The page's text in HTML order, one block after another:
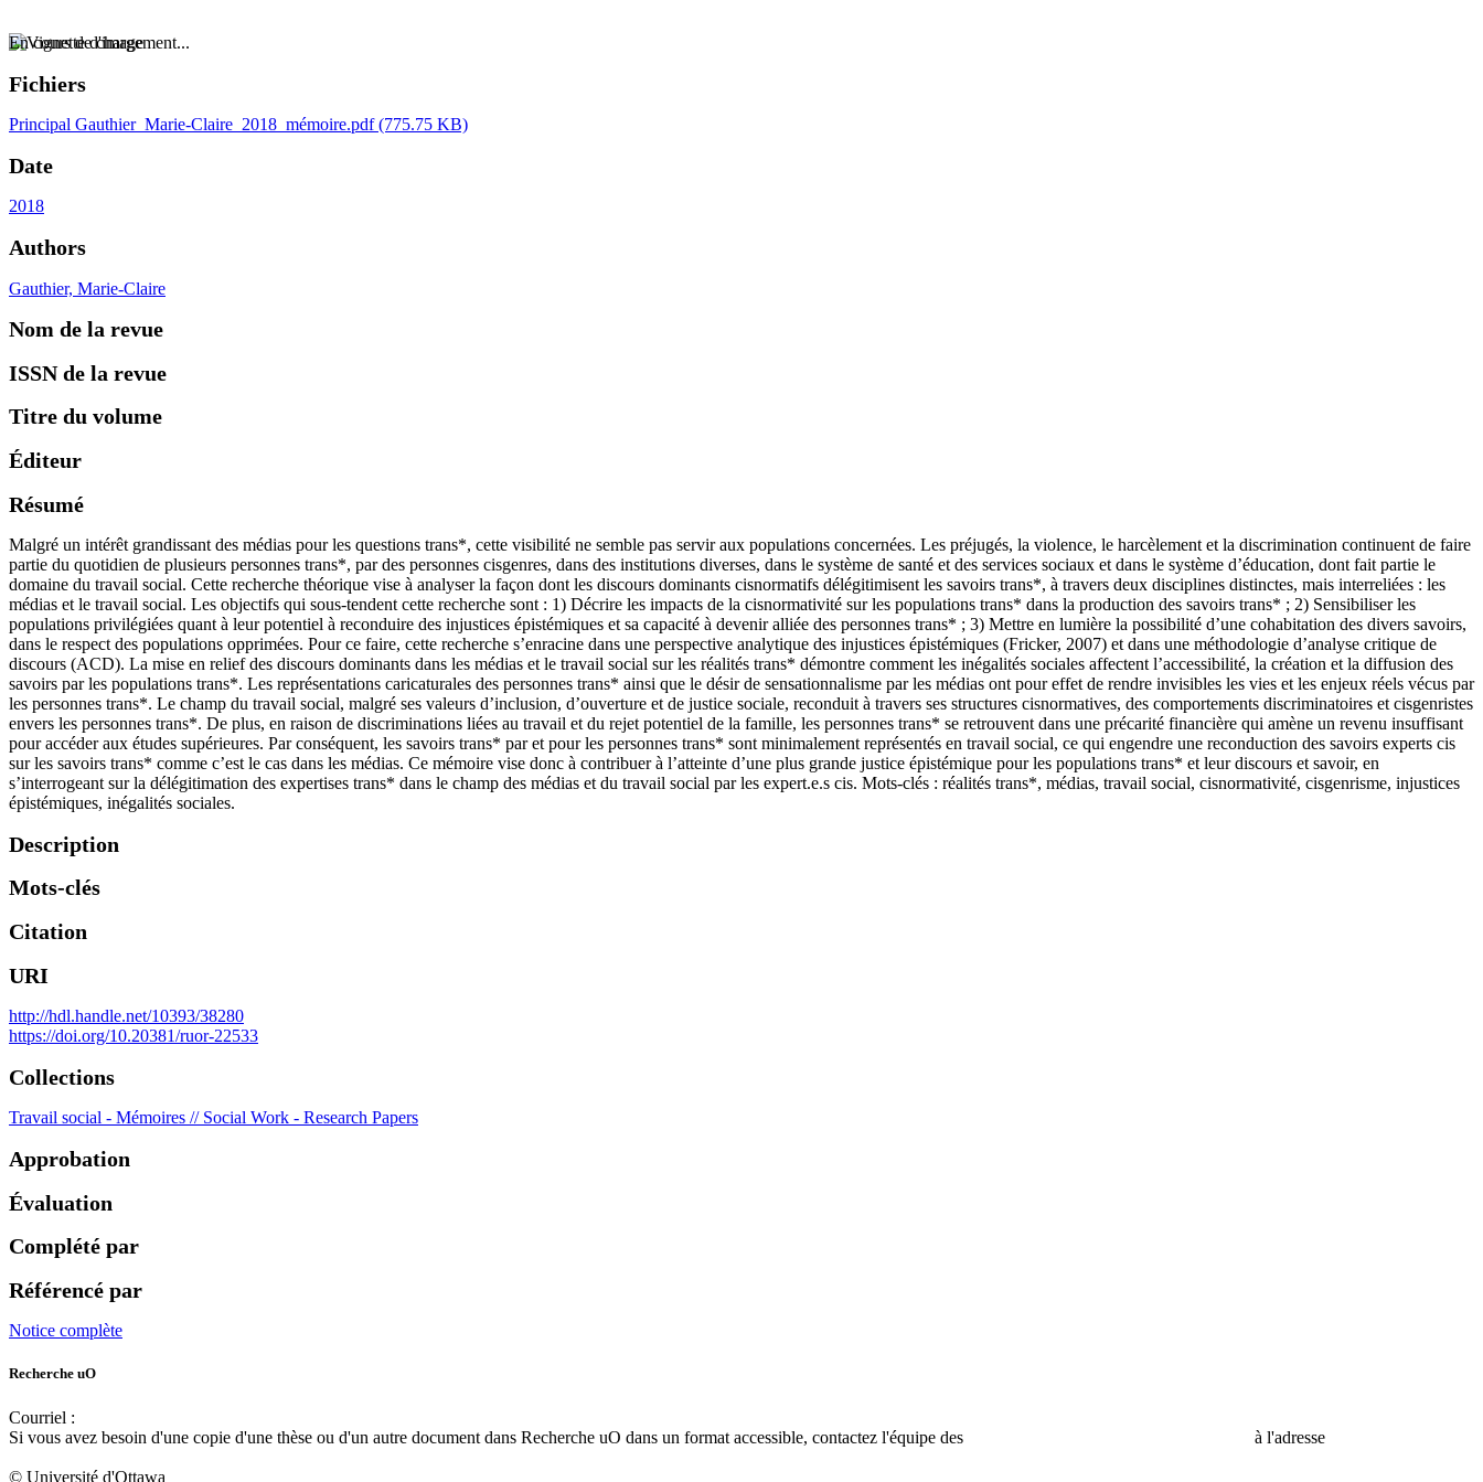
En cours de chargement...
Fichiers
Principal Gauthier_Marie-Claire_2018_mémoire.pdf(775.75 KB)
Date
2018
Authors
Gauthier, Marie-Claire
Nom de la revue
ISSN de la revue
Titre du volume
Éditeur
Résumé
Malgré un intérêt grandissant des médias pour les questions trans*, cette visibilité ne semble pas servir aux populations concernées. Les préjugés, la violence, le harcèlement et la discrimination continuent de faire
partie du quotidien de plusieurs personnes trans*, par des personnes cisgenres, dans des institutions diverses, dans le système de santé et des services sociaux et dans le système d’éducation, dont fait partie le
domaine du travail social. Cette recherche théorique vise à analyser la façon dont les discours dominants cisnormatifs délégitimisent les savoirs trans*, à travers deux disciplines distinctes, mais interreliées : les
médias et le travail social. Les objectifs qui sous-tendent cette recherche sont : 1) Décrire les impacts de la cisnormativité sur les populations trans* dans la production des savoirs trans* ; 2) Sensibiliser les
populations privilégiées quant à leur potentiel à reconduire des injustices épistémiques et sa capacité à devenir alliée des personnes trans* ; 3) Mettre en lumière la possibilité d’une cohabitation des divers savoirs,
dans le respect des populations opprimées. Pour ce faire, cette recherche s’enracine dans une perspective analytique des injustices épistémiques (Fricker, 2007) et dans une méthodologie d’analyse critique de
discours (ACD). La mise en relief des discours dominants dans les médias et le travail social sur les réalités trans* démontre comment les inégalités sociales affectent l’accessibilité, la création et la diffusion des
savoirs par les populations trans*. Les représentations caricaturales des personnes trans* ainsi que le désir de sensationnalisme par les médias ont pour effet de rendre invisibles les vies et les enjeux réels vécus par
les personnes trans*. Le champ du travail social, malgré ses valeurs d’inclusion, d’ouverture et de justice sociale, reconduit à travers ses structures cisnormatives, des comportements discriminatoires et cisgenristes
envers les personnes trans*. De plus, en raison de discriminations liées au travail et du rejet potentiel de la famille, les personnes trans* se retrouvent dans une précarité financière qui amène un revenu insuffisant
pour accéder aux études supérieures. Par conséquent, les savoirs trans* par et pour les personnes trans* sont minimalement représentés en travail social, ce qui engendre une reconduction des savoirs experts cis
sur les savoirs trans* comme c’est le cas dans les médias. Ce mémoire vise donc à contribuer à l’atteinte d’une plus grande justice épistémique pour les populations trans* et leur discours et savoir, en
s’interrogeant sur la délégitimation des expertises trans* dans le champ des médias et du travail social par les expert.e.s cis. Mots-clés : réalités trans*, médias, travail social, cisnormativité, cisgenrisme, injustices
épistémiques, inégalités sociales.
Description
Mots-clés
Citation
URI
http://hdl.handle.net/10393/38280
https://doi.org/10.20381/ruor-22533
Collections
Travail social - Mémoires // Social Work - Research Papers
Approbation
Évaluation
Complété par
Référencé par
Notice complète
Recherche uO
Courriel :
Si vous avez besoin d'une copie d'une thèse ou d'un autre document dans Recherche uO dans un format accessible, contactez l'équipe des
à l'adresse
© Université d'Ottawa